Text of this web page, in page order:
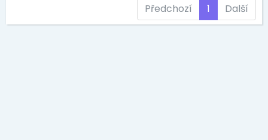
Předchozí
1 Další